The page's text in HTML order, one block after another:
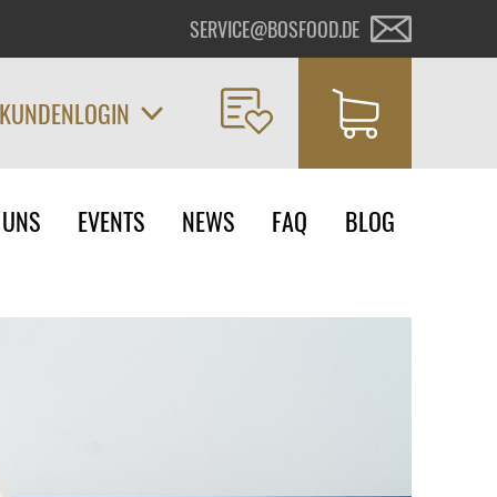
SERVICE@BOSFOOD.DE
KUNDENLOGIN
EVENTS NEWS FAQ BLOG